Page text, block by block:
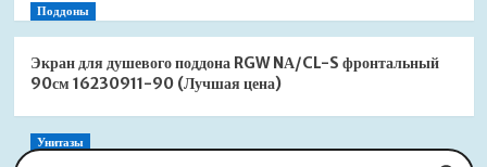
Поддоны
Экран для душевого поддона RGW NА/CL-S фронтальный
90см 16230911-90 (Лучшая цена)
Унитазы